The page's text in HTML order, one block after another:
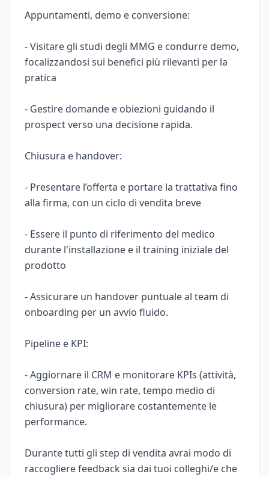
Appuntamenti, demo e conversione:
- Visitare gli studi degli MMG e condurre demo,
focalizzandosi sui benefici più rilevanti per la
pratica
- Gestire domande e obiezioni guidando il
prospect verso una decisione rapida.
Chiusura e handover:
- Presentare l’offerta e portare la trattativa fino
alla firma, con un ciclo di vendita breve
- Essere il punto di riferimento del medico
durante l'installazione e il training iniziale del
prodotto
- Assicurare un handover puntuale al team di
onboarding per un avvio fluido.
Pipeline e KPI:
- Aggiornare il CRM e monitorare KPIs (attività,
conversion rate, win rate, tempo medio di
chiusura) per migliorare costantemente le
performance.
Durante tutti gli step di vendita avrai modo di
raccogliere feedback sia dai tuoi colleghi/e che